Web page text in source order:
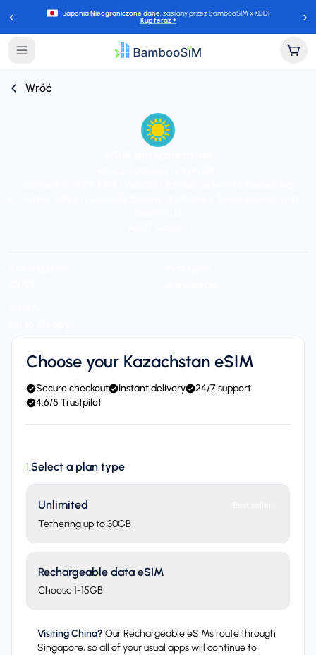
‹ Japonia Nieograniczone dane, zasilany przez BambooSIM x KDDI
Kup teraz→ ›
Wróć
Choose your Kazachstan eSIM
Secure checkout Instant delivery
24/7 support
4.6/5 Trustpilot
1.Select a plan type
Unlimited
Tethering up to 30GB
Rechargeable data eSIM
Choose 1-15GB
Visiting China? Our Rechargeable eSIMs route through
Singapore, so all of your usual apps will continue to